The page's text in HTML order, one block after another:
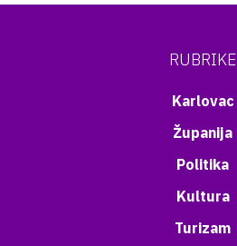
RUBRIKE
Karlovac
Županija
Politika
Kultura
Turizam